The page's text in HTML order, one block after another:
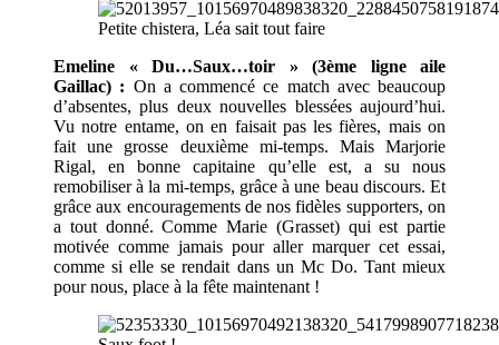
Petite chistera, Léa sait tout faire
Emeline « Du…Saux…toir » (3ème ligne aile
Gaillac) : On a commencé ce match avec beaucoup
d’absentes, plus deux nouvelles blessées aujourd’hui.
Vu notre entame, on en faisait pas les fières, mais on
fait une grosse deuxième mi-temps. Mais Marjorie
Rigal, en bonne capitaine qu’elle est, a su nous
remobiliser à la mi-temps, grâce à une beau discours. Et
grâce aux encouragements de nos fidèles supporters, on
a tout donné. Comme Marie (Grasset) qui est partie
motivée comme jamais pour aller marquer cet essai,
comme si elle se rendait dans un Mc Do. Tant mieux
pour nous, place à la fête maintenant !